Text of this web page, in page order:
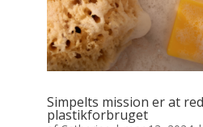
Simpelts mission er at
plastikforbruget